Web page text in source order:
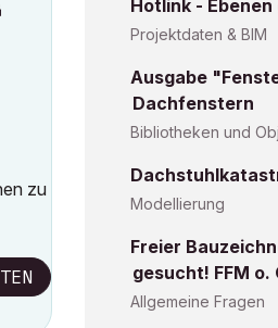
zu
Hotlink -
Projektdaten & BIM
Ausgabe
Dachfenstern
Bibliotheken und
Modellierung
Freier
gesucht! FFM
Allgemeine Fragen